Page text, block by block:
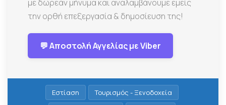
με δωρεάν μήνυμα και αναλαμβάνουμε εμείς
την ορθή επεξεργασία & δημοσίευση της!
💬 Αποστολή Αγγελίας με Viber
Εστίαση
Τουρισμός - Ξενοδοχεία